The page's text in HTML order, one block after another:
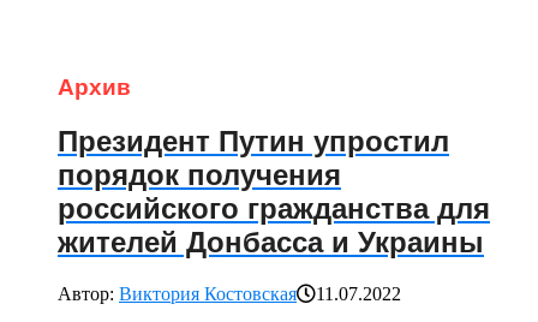
Архив
Президент Путин упростил
порядок получения
российского гражданства для
жителей Донбасса и Украины
Автор: Виктория Костовская
11.07.2022